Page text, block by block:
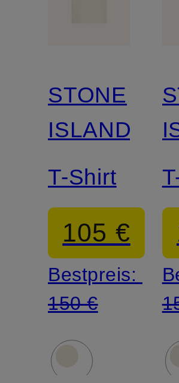
STONE
ISLAND
T-Shirt
105 €
Bestpreis:
150 €